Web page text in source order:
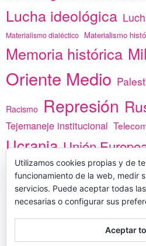
Lucha ideológica
Materialismo dialéctico Materialismo
Memoria histórica
Oriente Medio
Racismo Represión
Tejemaneje institucional
Ucrania Unión
vacunas Yemen África
Utilizamos cookies propias y de
funcionamiento de la web, medir
servicios. Puede aceptar todas
necesarias o configurar sus
Aceptar